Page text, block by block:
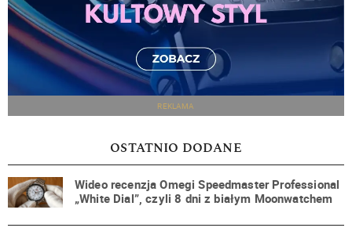
REKLAMA
OSTATNIO DODANE
Wideo recenzja Omegi Speedmaster Professional
„White Dial”, czyli 8 dni z białym Moonwatchem